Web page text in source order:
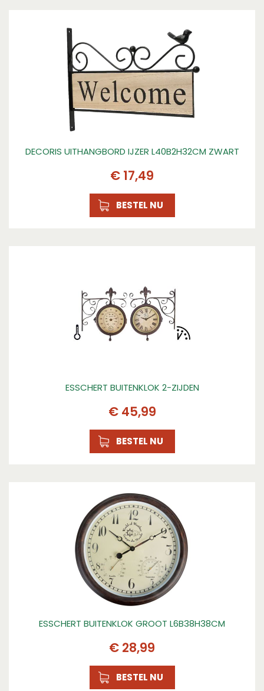
DECORIS UITHANGBORD IJZER L40B2H32CM ZWART
€ 17,49
BESTEL NU
ESSCHERT BUITENKLOK 2-ZIJDEN
€ 45,99
BESTEL NU
ESSCHERT BUITENKLOK GROOT L6B38H38CM
€ 28,99
BESTEL NU